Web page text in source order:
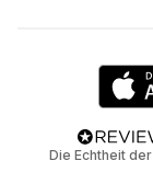
Die Echtheit